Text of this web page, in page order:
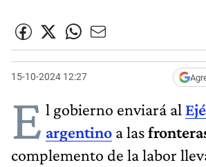
15-10-2024 12:27
E l gobierno enviará al
argentino a las
complemento de la labor